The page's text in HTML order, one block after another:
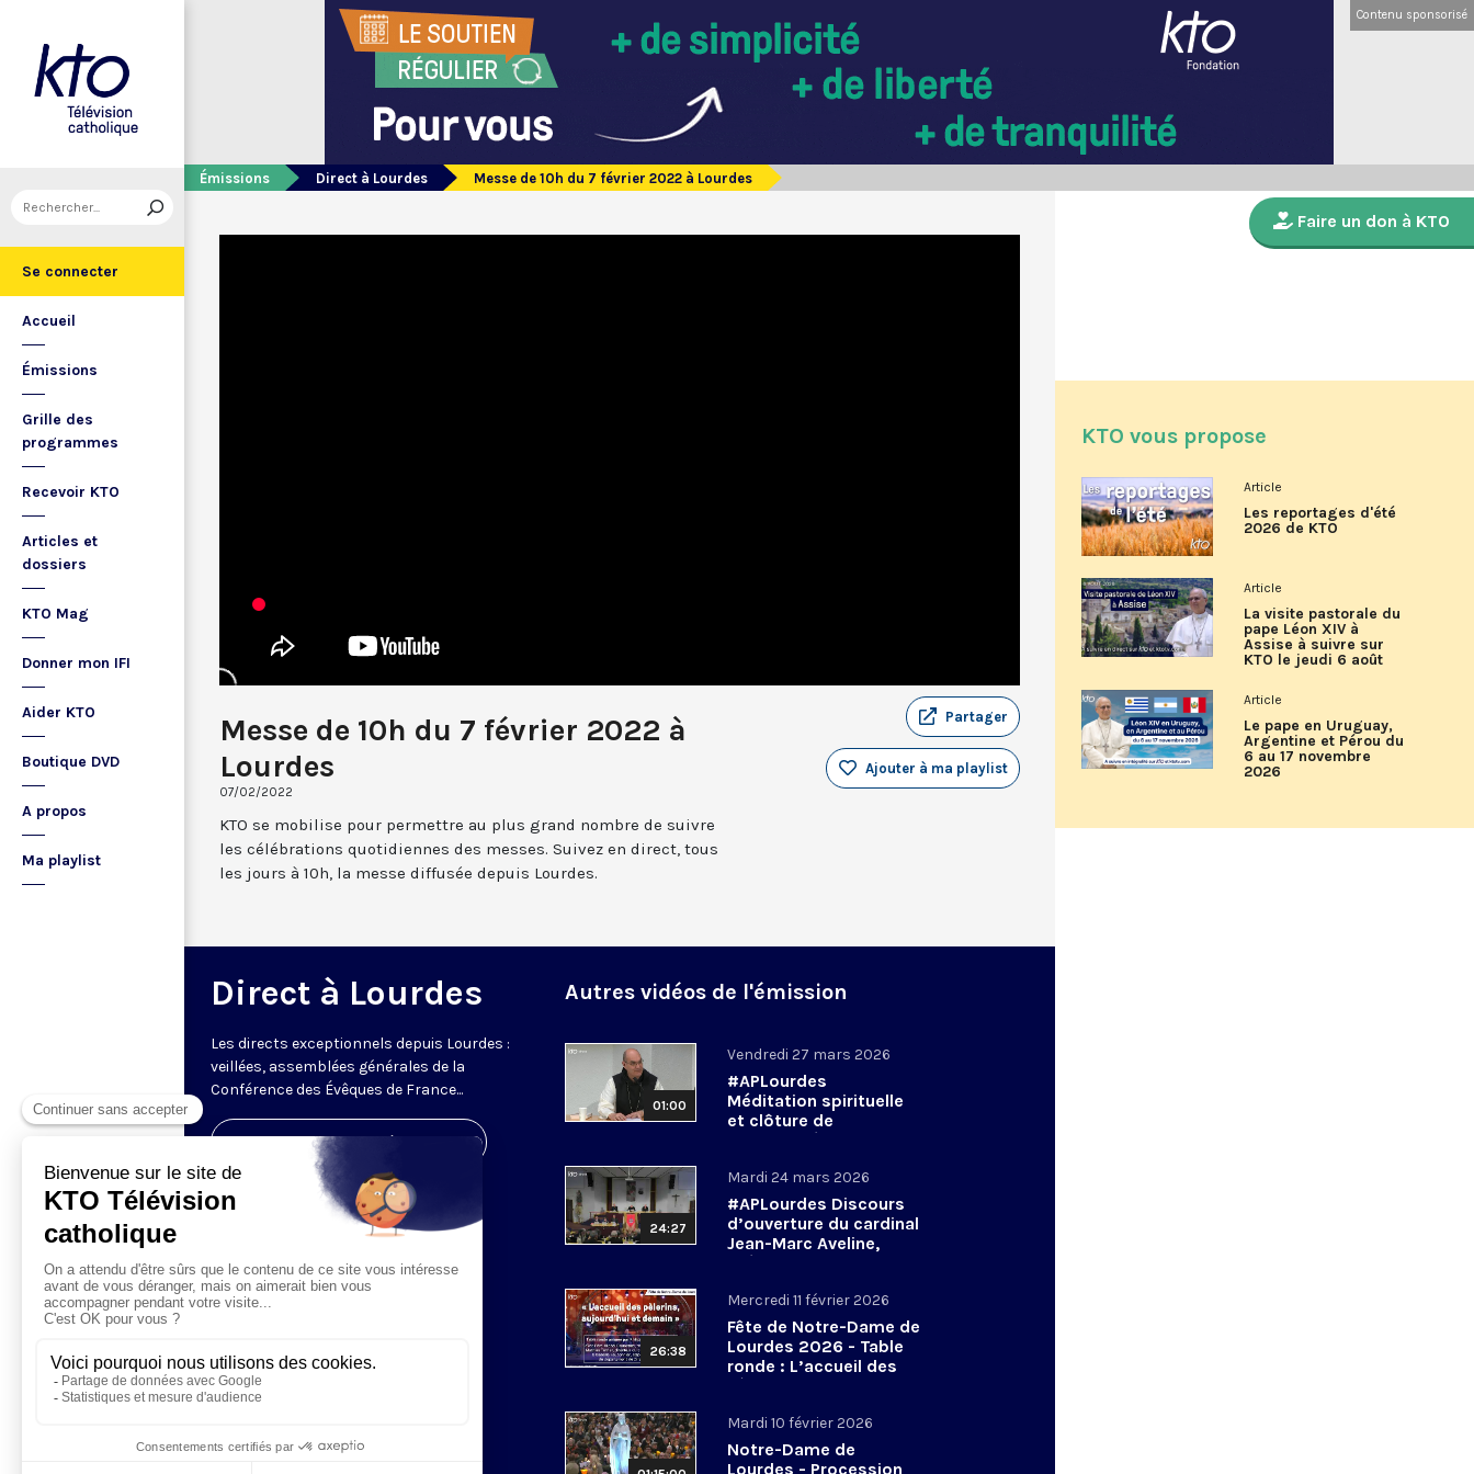
Se connecter
Accueil
Émissions
Grille des
programmes
Recevoir KTO
Articles et
dossiers
KTO Mag
Donner mon IFI
Aider KTO
Boutique DVD
A propos
Ma playlist
Contenu sponsorisé
Émissions Direct à Lourdes Messe de 10h du 7 février 2022 à Lourdes
Messe de 10h du 7 février 2022 à
Lourdes
07/02/2022
Partager
Ajouter à ma playlist
KTO se mobilise pour permettre au plus grand nombre de suivre
les célébrations quotidiennes des messes. Suivez en direct, tous
les jours à 10h, la messe diffusée depuis Lourdes.
Direct à Lourdes
Les directs exceptionnels depuis Lourdes :
veillées, assemblées générales de la
Conférence des Évêques de France...
Visiter la page de l'émission
Autres vidéos de l'émission
01:00
Vendredi 27 mars 2026
#APLourdes
Méditation spirituelle
et clôture de
l’Assemblée des
mars 2026
24:27
Mardi 24 mars 2026
#APLourdes Discours
d’ouverture du cardinal
Jean-Marc Aveline,
président de la CEF -
26:38
Mercredi 11 février 2026
Fête de Notre-Dame de
Lourdes 2026 - Table
ronde : L’accueil des
pèlerins, aujourd’hui et
Mardi 10 février 2026
Notre-Dame de
Lourdes - Procession
Faire un don à KTO
KTO vous propose
Article
Les reportages d'été
2026 de KTO
Article
La visite pastorale du
pape Léon XIV à
Assise à suivre sur
KTO le jeudi 6 août
Article
Le pape en Uruguay,
Argentine et Pérou du
6 au 17 novembre
2026